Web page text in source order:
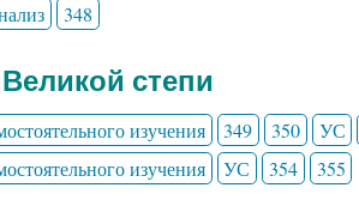
348
степи
изучения 349 350 УС
изучения
УС 354 355